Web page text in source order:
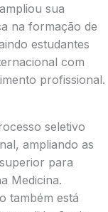
sua
na formação de
estudantes
com
profissional.
seletivo
ampliando as
para
Medicina.
também está